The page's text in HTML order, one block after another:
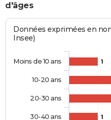
d'âges
Données exprimées en
Insee)
1
1
Moins de 10 ans
10-20 ans
20-30 ans
30-40 ans